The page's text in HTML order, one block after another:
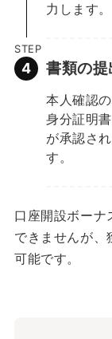
力します。
STEP
書類の提
本人確認
身分証明
が承認さ
す。
口座開設ボーナ
できませんが、
可能です。